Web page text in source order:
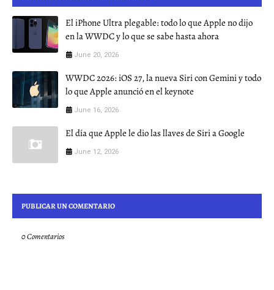
El iPhone Ultra plegable: todo lo que Apple no dijo
en la WWDC y lo que se sabe hasta ahora
June 20, 2026
WWDC 2026: iOS 27, la nueva Siri con Gemini y todo
lo que Apple anunció en el keynote
June 16, 2026
El día que Apple le dio las llaves de Siri a Google
June 12, 2026
PUBLICAR UN COMENTARIO
0 Comentarios